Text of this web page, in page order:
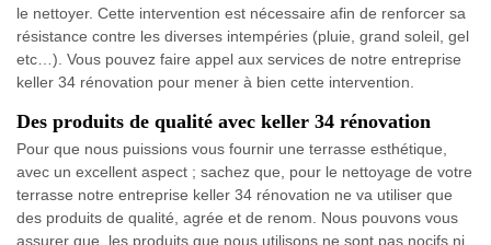
le nettoyer. Cette intervention est nécessaire afin de renforcer sa
résistance contre les diverses intempéries (pluie, grand soleil, gel
etc…). Vous pouvez faire appel aux services de notre entreprise
keller 34 rénovation pour mener à bien cette intervention.
Des produits de qualité avec keller 34 rénovation
Pour que nous puissions vous fournir une terrasse esthétique,
avec un excellent aspect ; sachez que, pour le nettoyage de votre
terrasse notre entreprise keller 34 rénovation ne va utiliser que
des produits de qualité, agrée et de renom. Nous pouvons vous
assurer que, les produits que nous utilisons ne sont pas nocifs ni